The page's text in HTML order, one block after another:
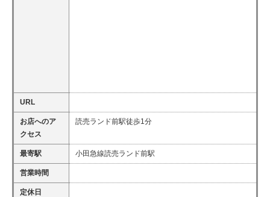
URL
お店へのア
クセス
読売ランド前駅徒歩1分
最寄駅 小田急線読売ランド前駅
営業時間
定休日